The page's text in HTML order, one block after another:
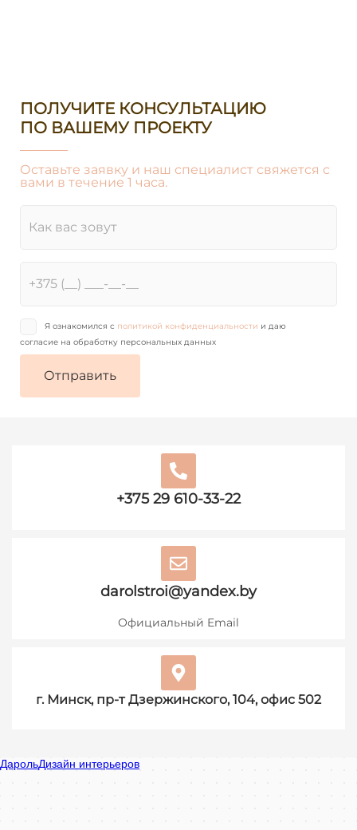
ПОЛУЧИТЕ КОНСУЛЬТАЦИЮ
ПО ВАШЕМУ ПРОЕКТУ
Оставьте заявку и наш специалист свяжется с
вами в течение 1 часа.
Я ознакомился с политикой конфиденциальности и даю
согласие на обработку персональных данных
+375 29 610-33-22
darolstroi@yandex.by
Официальный Email
г. Минск, пр-т Дзержинского, 104, офис 502
Дароль в Минске